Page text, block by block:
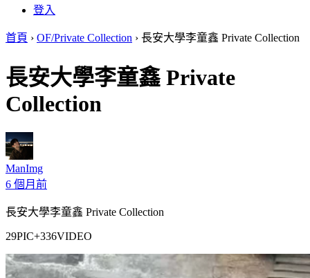
登入
首頁 › OF/Private Collection › 長安大學李童鑫 Private Collection
長安大學李童鑫 Private
Collection
ManImg
6 個月前
長安大學李童鑫 Private Collection
29PIC+336VIDEO